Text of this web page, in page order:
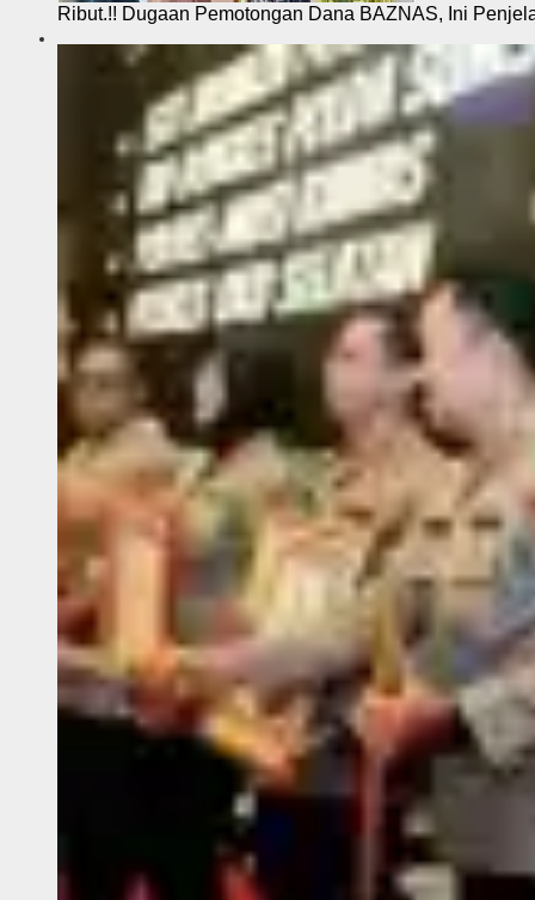
Ribut.!! Dugaan Pemotongan Dana BAZNAS, Ini